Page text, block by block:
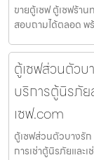
ขายตู้เซฟ ตู้เซฟร้า
สอบถามได้ตลอด พ
ตู้เซฟส่วนตัวบ
บริการตู้นิรภัย
เซฟ.com
ตู้เซฟส่วนตัวบางรัก
การเช่าตู้นิรภัยและ